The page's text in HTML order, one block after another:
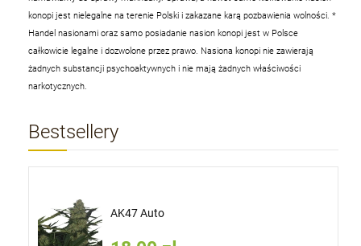
konopi jest nielegalne na terenie Polski i zakazane karą pozbawienia wolności. *
Handel nasionami oraz samo posiadanie nasion konopi jest w Polsce
całkowicie legalne i dozwolone przez prawo. Nasiona konopi nie zawierają
żadnych substancji psychoaktywnych i nie mają żadnych właściwości
narkotycznych.
Bestsellery
AK47 Auto